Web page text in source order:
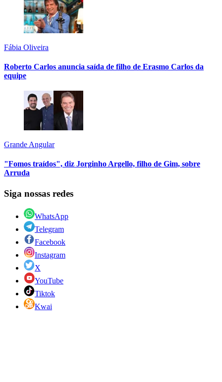
Fábia Oliveira
Roberto Carlos anuncia saída de filho de Erasmo Carlos da
equipe
Grande Angular
"Fomos traídos", diz Jorginho Argello, filho de Gim, sobre
Arruda
Siga nossas redes
WhatsApp
Telegram
Facebook
Instagram
X
YouTube
Tiktok
Kwai